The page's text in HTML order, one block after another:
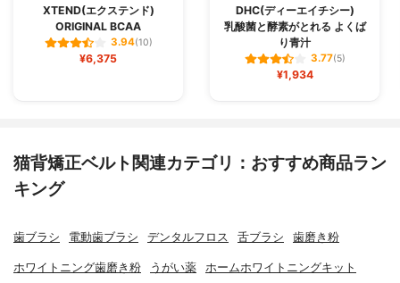
XTEND(エクステンド)
ORIGINAL BCAA
3.94(10)
¥6,375
DHC(ディーエイチシー)
乳酸菌と酵素がとれる よくば
り青汁
3.77(5)
¥1,934
猫背矯正ベルト関連カテゴリ：おすすめ商品ラン
キング
歯ブラシ 電動歯ブラシ デンタルフロス 舌ブラシ 歯磨き粉
ホワイトニング歯磨き粉 うがい薬 ホームホワイトニングキット